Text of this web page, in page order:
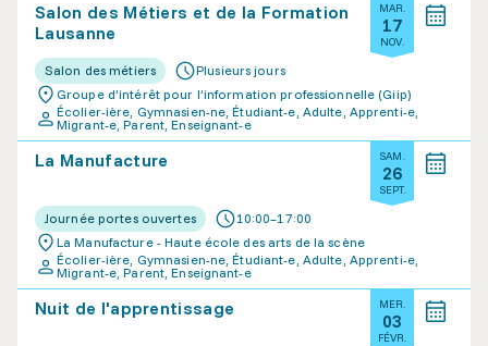
Salon des Métiers et de la Formation
Lausanne
MAR.
17
NOV.
Salon des métiers
Plusieurs jours
Groupe d’intérêt pour l’information professionnelle (Giip)
Écolier-ière, Gymnasien-ne, Étudiant-e, Adulte, Apprenti-e,
Migrant-e, Parent, Enseignant-e
La Manufacture SAM.
26
SEPT.
Journée portes ouvertes
10:00–17:00
La Manufacture - Haute école des arts de la scène
Écolier-ière, Gymnasien-ne, Étudiant-e, Adulte, Apprenti-e,
Migrant-e, Parent, Enseignant-e
Nuit de l'apprentissage MER.
03
FÉVR.